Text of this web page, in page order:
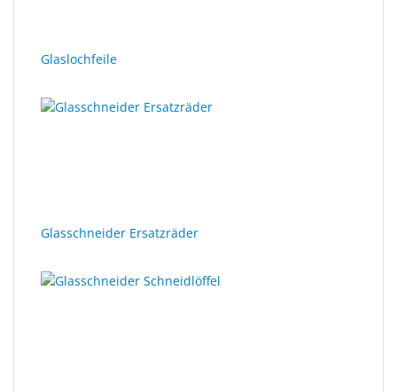
Glaslochfeile
Glasschneider Ersatzräder